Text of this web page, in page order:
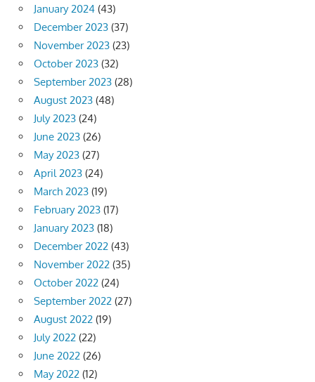
January 2024 (43)
December 2023 (37)
November 2023 (23)
October 2023 (32)
September 2023 (28)
August 2023 (48)
July 2023 (24)
June 2023 (26)
May 2023 (27)
April 2023 (24)
March 2023 (19)
February 2023 (17)
January 2023 (18)
December 2022 (43)
November 2022 (35)
October 2022 (24)
September 2022 (27)
August 2022 (19)
July 2022 (22)
June 2022 (26)
May 2022 (12)